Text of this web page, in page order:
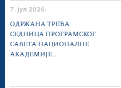
7. јул 2026.
ОДРЖАНА ТРЕЋА
СЕДНИЦА ПРОГРАМСКОГ
САВЕТА НАЦИОНАЛНЕ
АКАДЕМИЈЕ...